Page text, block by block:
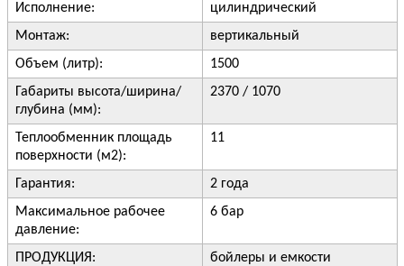
Исполнение:
цилиндрический
Монтаж:
вертикальный
Объем (литр):
1500
Габариты высота/ширина/
глубина (мм):
2370 / 1070
Теплообменник площадь
поверхности (м2):
11
Гарантия:
2 года
Максимальное рабочее
давление:
6 бар
ПРОДУКЦИЯ:
бойлеры и емкости